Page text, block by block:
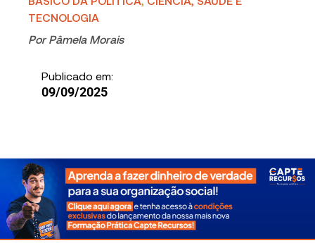
TECNOLOGIA
Por Pâmela Morais
Publicado em:
09/09/2025